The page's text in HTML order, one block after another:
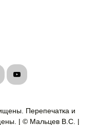
Перепечатка и
| © Мальцев В.С. |